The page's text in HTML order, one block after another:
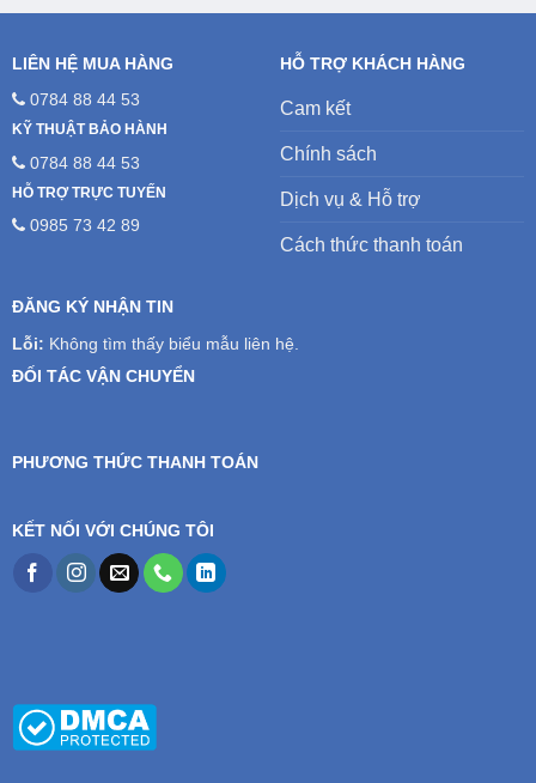
LIÊN HỆ MUA HÀNG
0784 88 44 53
KỸ THUẬT BẢO HÀNH
0784 88 44 53
HỖ TRỢ TRỰC TUYẾN
0985 73 42 89
HỖ TRỢ KHÁCH HÀNG
Cam kết
Chính sách
Dịch vụ & Hỗ trợ
Cách thức thanh toán
ĐĂNG KÝ NHẬN TIN
Lỗi: Không tìm thấy biểu mẫu liên hệ.
ĐỐI TÁC VẬN CHUYỂN
PHƯƠNG THỨC THANH TOÁN
KẾT NỐI VỚI CHÚNG TÔI